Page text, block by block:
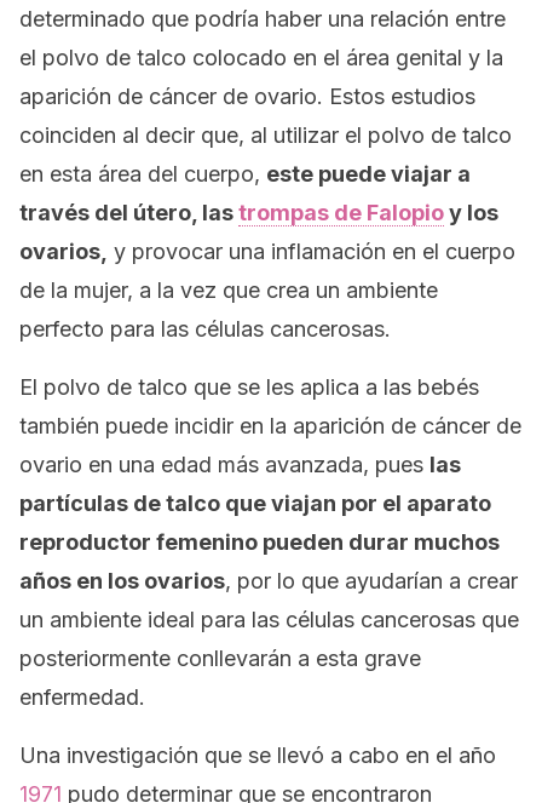
determinado que podría haber una relación entre
el polvo de talco colocado en el área genital y la
aparición de cáncer de ovario. Estos estudios
coinciden al decir que, al utilizar el polvo de talco
en esta área del cuerpo, este puede viajar a
través del útero, lastrompas de Falopioy los
ovarios, y provocar una inflamación en el cuerpo
de la mujer, a la vez que crea un ambiente
perfecto para las células cancerosas.
El polvo de talco que se les aplica a las bebés
también puede incidir en la aparición de cáncer de
ovario en una edad más avanzada, pues las
partículas de talco que viajan por el aparato
reproductor femenino pueden durar muchos
años en los ovarios, por lo que ayudarían a crear
un ambiente ideal para las células cancerosas que
posteriormente conllevarán a esta grave
enfermedad.
Una investigación que se llevó a cabo en el año
1971 pudo determinar que se encontraron